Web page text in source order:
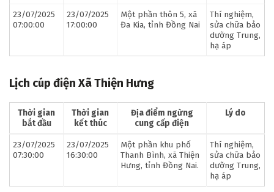
23/07/2025
07:00:00
23/07/2025
17:00:00
Một phần thôn 5, xã
Đa Kia, tỉnh Đồng Nai
Thí nghiệm,
sửa chữa bảo
dưỡng Trung,
hạ áp
Lịch cúp điện Xã Thiện Hưng
Thời gian
bắt đầu
Thời gian
kết thúc
Địa điểm ngừng
cung cấp điện
Lý do
23/07/2025
07:30:00
23/07/2025
16:30:00
Một phần khu phố
Thanh Bình, xã Thiện
Hưng, tỉnh Đồng Nai.
Thí nghiệm,
sửa chữa bảo
dưỡng Trung,
hạ áp